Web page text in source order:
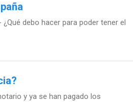
debo hacer para poder tener el
y ya se han pagado los